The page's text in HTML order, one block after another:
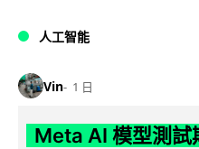
人工智能
Vin 1 日
Meta AI 模型測試